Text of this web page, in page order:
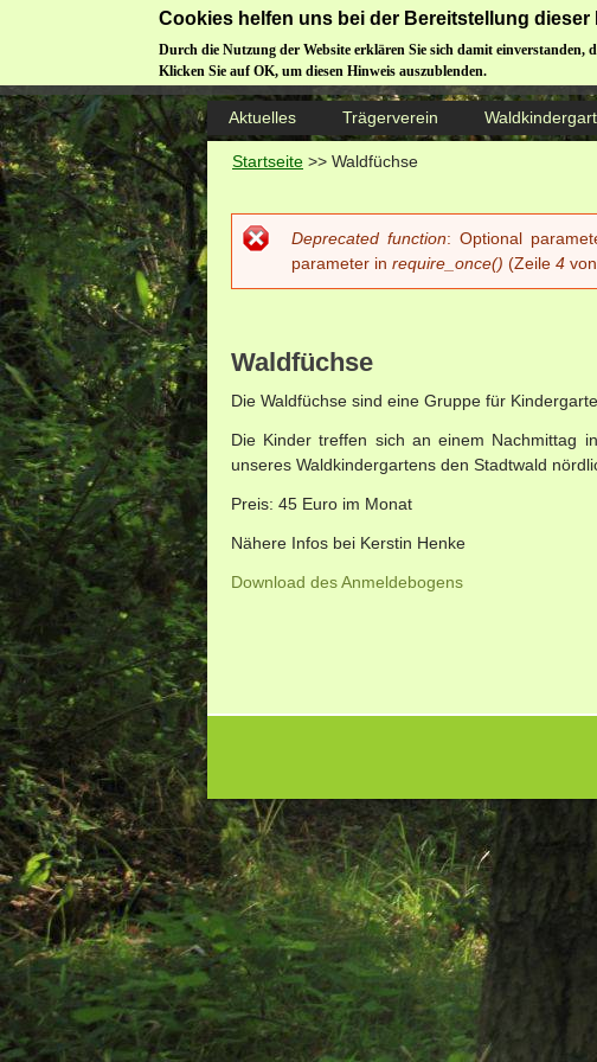
Cookies helfen uns bei der Bereitstellung dieser
Durch die Nutzung der Website erklären Sie sich damit einverstanden,
Klicken Sie auf OK, um diesen Hinweis auszublenden.
Aktuelles Trägerverein
Startseite >> Waldfüchse
Fehlermeldung
Deprecated function: Optional
parameter in require_once() (Zeile 4
Waldfüchse
Die Waldfüchse sind eine Gruppe für
Die Kinder treffen sich an einem Nachmittag
unseres Waldkindergartens den Stadtwald
Preis: 45 Euro im Monat
Nähere Infos bei Kerstin Henke
Download des Anmeldebogens